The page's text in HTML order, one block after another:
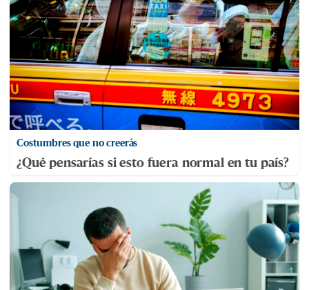
Costumbres que no creerás
¿Qué pensarías si esto fuera normal en tu país?